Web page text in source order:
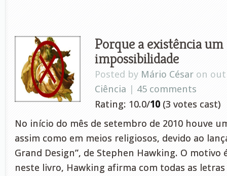
Porque a existência um
impossibilidade
Posted by Mário César on
Ciência | 45 comments
Rating: 10.0/10 (3 votes cast)
No início do mês de setembro de 2010 houve
assim como em meios religiosos, devido ao
Grand Design”, de Stephen Hawking. O motivo
neste livro, Hawking afirma com todas as